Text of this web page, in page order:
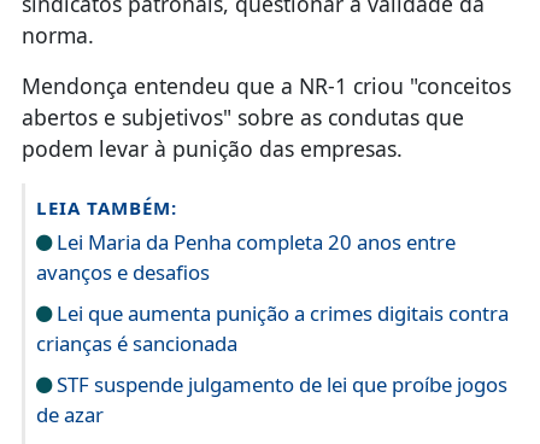
norma.
Mendonça entendeu que a NR-1 criou "conceitos
abertos e subjetivos" sobre as condutas que
podem levar à punição das empresas.
LEIA TAMBÉM:
Lei Maria da Penha completa 20 anos entre
avanços e desafios
Lei que aumenta punição a crimes digitais contra
crianças é sancionada
STF suspende julgamento de lei que proíbe jogos
de azar